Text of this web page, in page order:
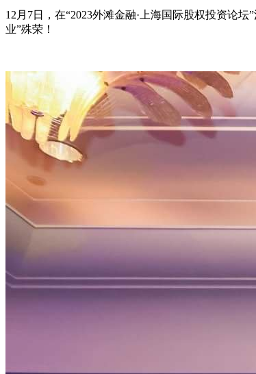
12月7日，在“2023外滩金融·上海国际股权投资论
业”殊荣！